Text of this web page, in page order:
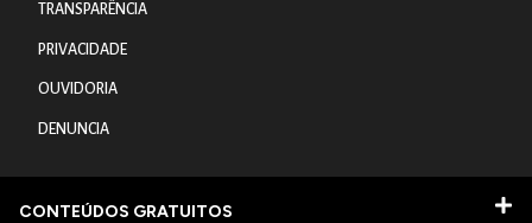
TRANSPARÊNCIA
PRIVACIDADE
OUVIDORIA
DENUNCIA
CONTEÚDOS GRATUITOS